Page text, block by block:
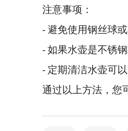
注意事项：
- 避免使用钢丝球
- 如果水壶是不锈
- 定期清洁水壶可以
通过以上方法，您